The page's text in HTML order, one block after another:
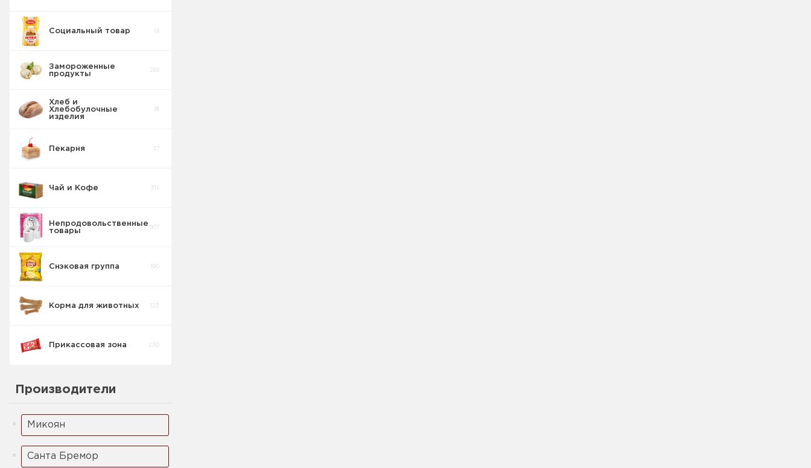
Социальный товар 61
Замороженные
продукты
269
Хлеб и
Хлебобулочные
изделия
81
Пекарня 57
Чай и Кофе 315
Непродовольственные
товары
907
Снэковая группа 190
Корма для животных 123
Прикассовая зона 230
Производители
Микоян
Санта Бремор